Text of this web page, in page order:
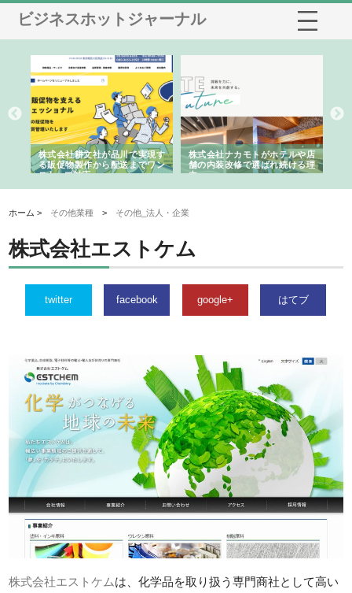
ビジネスホットジャーナル
株式会社耕文社が品川で実現す
る販促物製作から配送までワン
ストップ対応
株式会社ナカモトがホテルや店
舗の内装改修で選ばれ続ける理
由
ホーム > その他業種 > その他_法人・企業
株式会社エストケム
twitter facebook google+ はてブ
株式会社エストケムは、化学品を取り扱う専門商社として高い